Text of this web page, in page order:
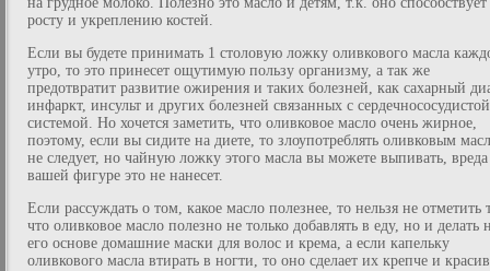
росту и укреплению костей.
Если вы будете принимать 1 столовую ложку оливкового масла
утро, то это принесет ощутимую пользу организму, а так же
предотвратит развитие ожирения и таких болезней, как сахарный
инфаркт, инсульт и других болезней связанных с сердечнососудистой
системой. Но хочется заметить, что оливковое масло очень жирное,
поэтому, если вы сидите на диете, то злоупотреблять оливковым
не следует, но чайную ложку этого масла вы можете выпивать, вреда
вашей фигуре это не нанесет.
Если рассуждать о том, какое масло полезнее, то нельзя не отметить
что оливковое масло полезно не только добавлять в еду, но и делать
его основе домашние маски для волос и крема, а если капельку
оливкового масла втирать в ногти, то оно сделает их крепче и